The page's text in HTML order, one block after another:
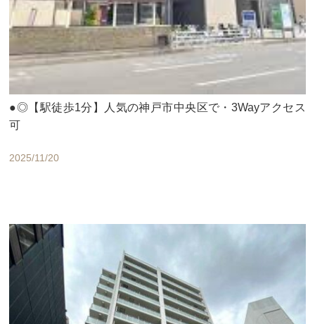
●◎【駅徒歩1分】人気の神戸市中央区で・3Wayアクセス
可
2025/11/20